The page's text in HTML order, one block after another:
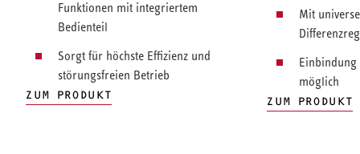
Funktionen mit integriertem
Bedienteil
Sorgt für höchste Effizienz und
störungsfreien Betrieb
ZUM PRODUKT
Mit
Einbindung
möglich
ZUM PRODUKT